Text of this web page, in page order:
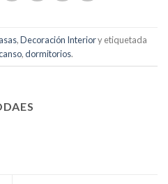
,Decoración Interiory etiquetada
,dormitorios.